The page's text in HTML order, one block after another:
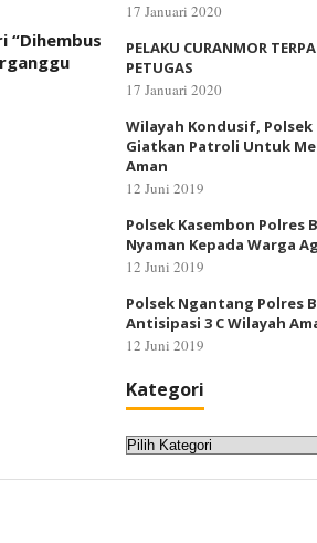
“Dihembus
17 Januari 2020
PELAKU CURANMOR
PETUGAS
17 Januari 2020
Wilayah Kondusif,
Giatkan Patroli Untuk
Aman
12 Juni 2019
Polsek Kasembon Polres
Nyaman Kepada Warga
12 Juni 2019
Polsek Ngantang Polres
Antisipasi 3 C Wilayah
12 Juni 2019
Kategori
Kategori